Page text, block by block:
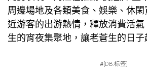
周邊場地及各類美食、娛樂、休
近游客的出游熱情，釋放消費活
生的宵夜集聚地，讓老蒼生的日子
#[DB:标签]